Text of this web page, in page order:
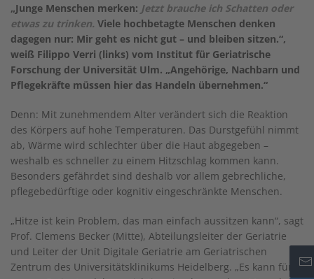
„Junge Menschen merken: Jetzt brauche ich Schatten oder
etwas zu trinken. Viele hochbetagte Menschen denken
dagegen nur: Mir geht es nicht gut – und bleiben sitzen.“,
weiß Filippo Verri (links) vom Institut für Geriatrische
Forschung der Universität Ulm. „Angehörige, Nachbarn und
Pflegekräfte müssen hier das Handeln übernehmen.“
Denn: Mit zunehmendem Alter verändert sich die Reaktion
des Körpers auf hohe Temperaturen. Das Durstgefühl nimmt
ab, Wärme wird schlechter über die Haut abgegeben –
weshalb es schneller zu einem Hitzschlag kommen kann.
Besonders gefährdet sind deshalb vor allem gebrechliche,
pflegebedürftige oder kognitiv eingeschränkte Menschen.
„Hitze ist kein Problem, das man einfach aussitzen kann“, sagt
Prof. Clemens Becker (Mitte), Abteilungsleiter der Geriatrie
und Leiter der Unit Digitale Geriatrie am Geriatrischen
Zentrum des Universitätsklinikums Heidelberg. „Es kann für